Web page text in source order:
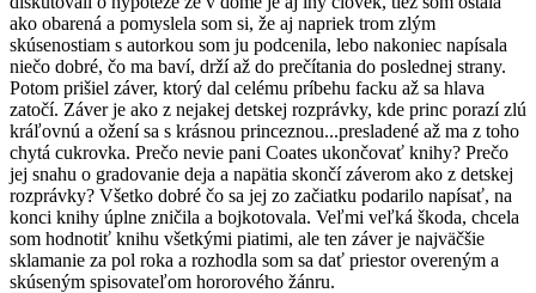
ako obarená a pomyslela som si, že aj napriek trom zlým
skúsenostiam s autorkou som ju podcenila, lebo nakoniec napísala
niečo dobré, čo ma baví, drží až do prečítania do poslednej strany.
Potom prišiel záver, ktorý dal celému príbehu facku až sa hlava
zatočí. Záver je ako z nejakej detskej rozprávky, kde princ porazí zlú
kráľovnú a ožení sa s krásnou princeznou...presladené až ma z toho
chytá cukrovka. Prečo nevie pani Coates ukončovať knihy? Prečo
jej snahu o gradovanie deja a napätia skončí záverom ako z detskej
rozprávky? Všetko dobré čo sa jej zo začiatku podarilo napísať, na
konci knihy úplne zničila a bojkotovala. Veľmi veľká škoda, chcela
som hodnotiť knihu všetkými piatimi, ale ten záver je najväčšie
sklamanie za pol roka a rozhodla som sa dať priestor overeným a
skúseným spisovateľom hororového žánru.